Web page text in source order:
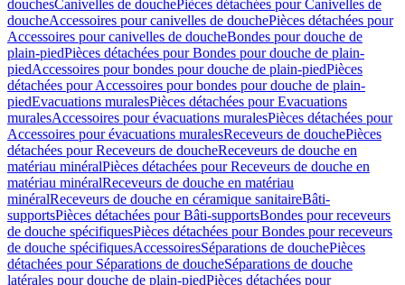
douchesCanivelles de douchePièces détachées pour Canivelles de
doucheAccessoires pour canivelles de douchePièces détachées pour
Accessoires pour canivelles de doucheBondes pour douche de
plain-piedPièces détachées pour Bondes pour douche de plain-
piedAccessoires pour bondes pour douche de plain-piedPièces
détachées pour Accessoires pour bondes pour douche de plain-
piedEvacuations muralesPièces détachées pour Evacuations
muralesAccessoires pour évacuations muralesPièces détachées pour
Accessoires pour évacuations muralesReceveurs de douchePièces
détachées pour Receveurs de doucheReceveurs de douche en
matériau minéralPièces détachées pour Receveurs de douche en
matériau minéralReceveurs de douche en matériau
minéralReceveurs de douche en céramique sanitaireBâti-
supportsPièces détachées pour Bâti-supportsBondes pour receveurs
de douche spécifiquesPièces détachées pour Bondes pour receveurs
de douche spécifiquesAccessoiresSéparations de douchePièces
détachées pour Séparations de doucheSéparations de douche
latérales pour douche de plain-piedPièces détachées pour